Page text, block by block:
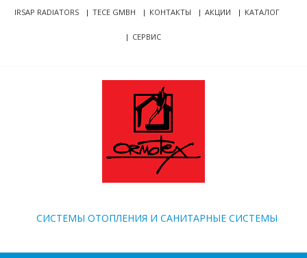
Skip
SkipIRSAP RADIATORS TECE GMBH КОНТАКТЫ АКЦИИ КАТАЛОГ
СЕРВИС
CИСТЕМЫ ОТОПЛЕНИЯ И САНИТАРНЫЕ СИСТЕМЫ